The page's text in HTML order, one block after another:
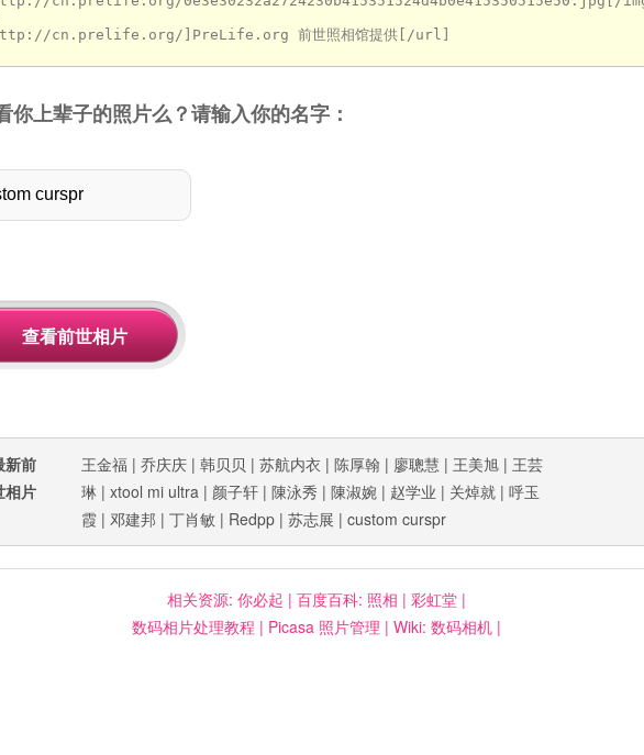
你上辈子的照片么？请输入你的名字：
新前
相片
王金福 | 乔庆庆 | 韩贝贝 | 苏航内衣 | 陈厚翰 | 廖聰慧 | 王美旭 | 王芸
琳 | xtool mi ultra | 颜子轩 | 陳泳秀 | 陳淑婉 | 赵学业 | 关焯就 | 呼玉
霞 | 邓建邦 | 丁肖敏 | Redpp | 苏志展 | custom curspr
相关资源: 你必起 | 百度百科: 照相 | 彩虹堂|
数码相片处理教程 | Picasa 照片管理 | Wiki: 数码相机|